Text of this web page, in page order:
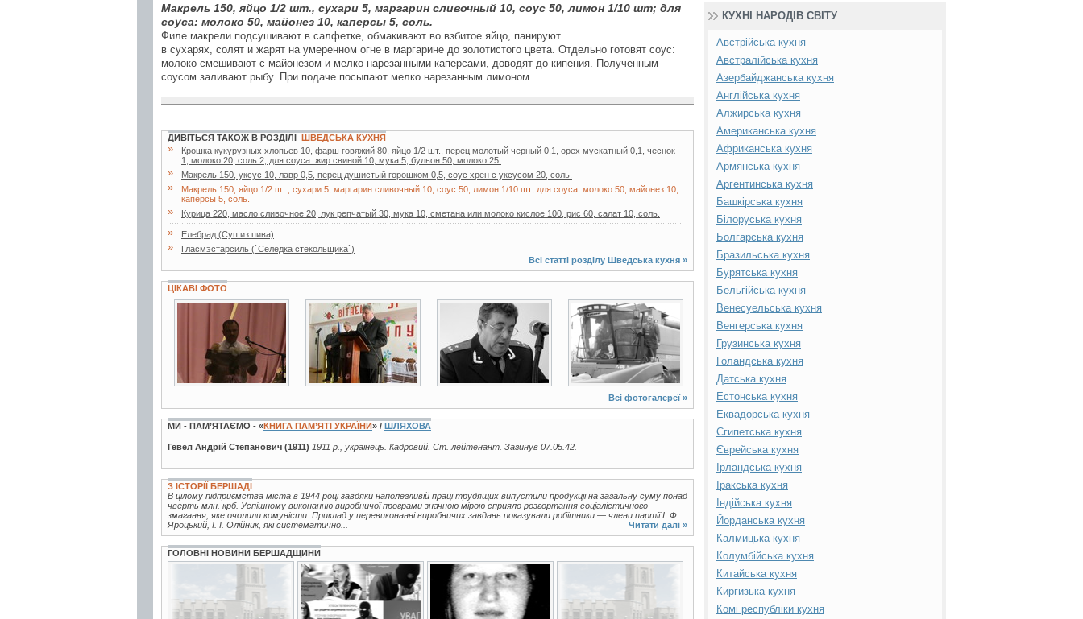
Макрель 150, яйцо 1/2 шт., сухари 5, маргарин сливочный 10, соус 50, лимон 1/10 шт; для
соуса: молоко 50, майонез 10, каперсы 5, соль.
Филе макрели подсушивают в салфетке, обмакивают во взбитое яйцо, панируют
в сухарях, солят и жарят на умеренном огне в маргарине до золотистого цвета. Отдельно готовят соус:
молоко смешивают с майонезом и мелко нарезанными каперсами, доводят до кипения. Полученным
соусом заливают рыбу. При подаче посыпают мелко нарезанным лимоном.
ДИВІТЬСЯ ТАКОЖ В РОЗДІЛІ ШВЕДСЬКА КУХНЯ
»
Крошка кукурузных хлопьев 10, фарш говяжий 80, яйцо 1/2 шт., перец молотый черный 0,1, орех мускатный 0,1, чеснок
1, молоко 20, соль 2; для соуса: жир свиной 10, мука 5, бульон 50, молоко 25.
» Макрель 150, уксус 10, лавр 0,5, перец душистый горошком 0,5, соус хрен с уксусом 20, соль.
»
Макрель 150, яйцо 1/2 шт., сухари 5, маргарин сливочный 10, соус 50, лимон 1/10 шт; для соуса: молоко 50, майонез 10,
каперсы 5, соль.
» Курица 220, масло сливочное 20, лук репчатый 30, мука 10, сметана или молоко кислое 100, рис 60, салат 10, соль.
» Елебрад (Суп из пива)
»
Гласмэстарсиль (`Селедка стекольщика`)
Всі статті розділу Шведська кухня »
ЦІКАВІ ФОТО
3 фото 5 фото 3 фото
Всі фотогалереї »
МИ - ПАМ’ЯТАЄМО - «КНИГА ПАМ’ЯТІ УКРАЇНИ» / ШЛЯХОВА
Гевел Андрій Степанович (1911) 1911 р., українець. Кадровий. Ст. лейтенант. Загинув 07.05.42.
З ІСТОРІЇ БЕРШАДІ
В цілому підприємства міста в 1944 році завдяки наполегливій праці трудящих випустили продукції на загальну суму понад
чверть млн. крб. Успішному виконанню виробничої програми значною мірою сприяло розгортання соціалістичного
змагання, яке очолили комуністи. Приклад у перевиконанні виробничих завдань показували робітники — члени партії І. Ф.
Яроцький, І. І. Олійник, які систематично...
Читати далі »
ГОЛОВНІ НОВИНИ БЕРШАДЩИНИ
КУХНІ НАРОДІВ СВІТУ
Австрійська кухня
Австралійська кухня
Азербайджанська кухня
Англійська кухня
Алжирська кухня
Американська кухня
Африканська кухня
Армянська кухня
Аргентинська кухня
Башкірська кухня
Білоруська кухня
Болгарська кухня
Бразильська кухня
Бурятська кухня
Бельгійська кухня
Венесуельська кухня
Венгерська кухня
Грузинська кухня
Голандська кухня
Датська кухня
Естонська кухня
Еквадорська кухня
Єгипетська кухня
Єврейська кухня
Ірландська кухня
Іракська кухня
Індійська кухня
Йорданська кухня
Калмицька кухня
Колумбійська кухня
Китайська кухня
Киргизька кухня
Комі республіки кухня